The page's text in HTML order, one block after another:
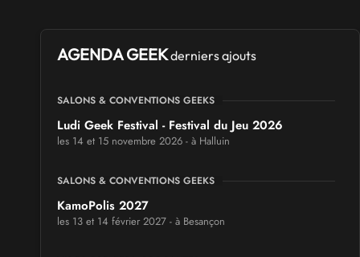
AGENDA GEEKderniers ajouts
SALONS & CONVENTIONS GEEKS
Ludi Geek Festival - Festival du Jeu 2026
les 14 et 15 novembre 2026 - à Halluin
SALONS & CONVENTIONS GEEKS
KamoPolis 2027
les 13 et 14 février 2027 - à Besançon